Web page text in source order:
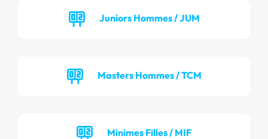
Juniors Hommes / JUM
Masters Hommes / TCM
Minimes Filles / MIF